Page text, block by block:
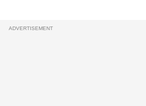
ADVERTISEMENT